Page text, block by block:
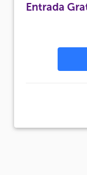
Entrada